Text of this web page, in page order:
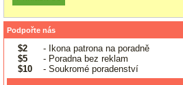
Podpořte nás
$2
- Ikona patrona na poradně
$5
- Poradna bez reklam
$10
- Soukromé poradenství